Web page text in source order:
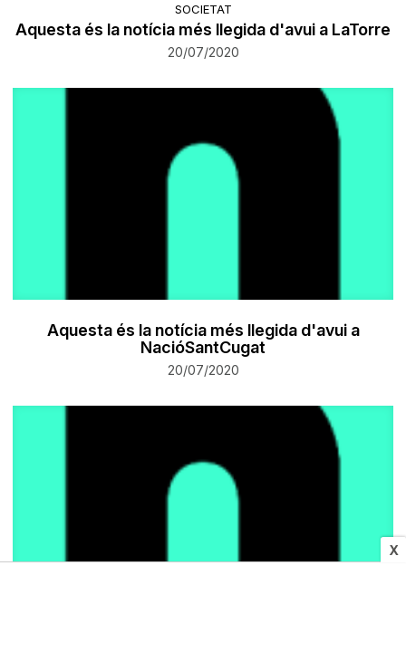
X
SOCIETAT
Aquesta és la notícia més llegida d'avui a LaTorre
20/07/2020
Aquesta és la notícia més llegida d'avui a
NacióSantCugat
20/07/2020